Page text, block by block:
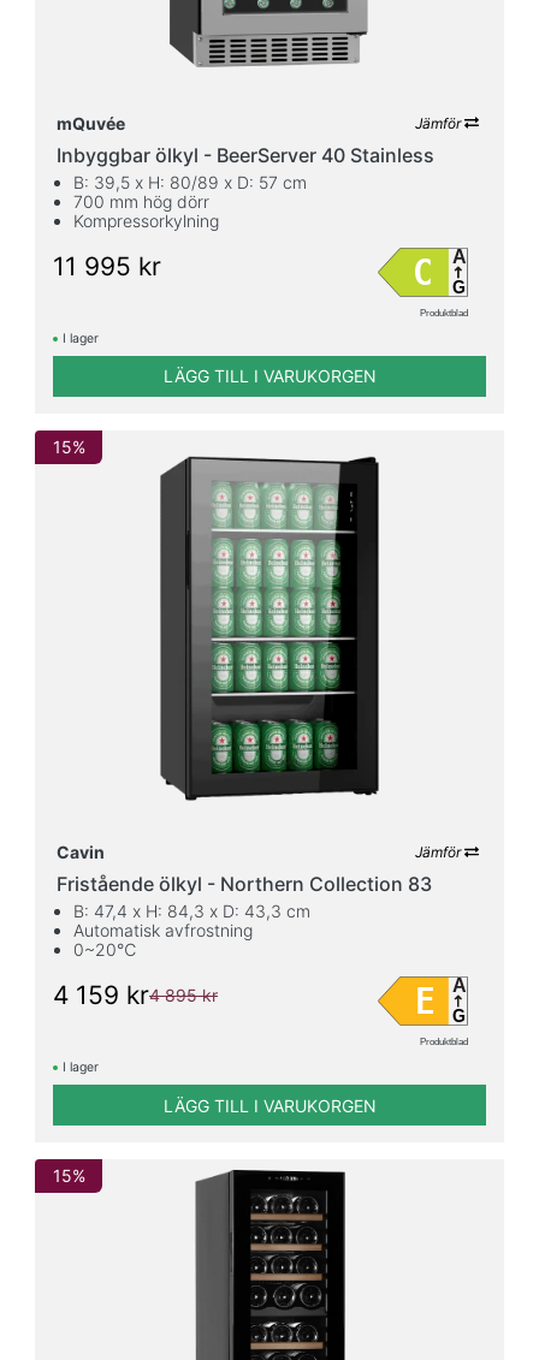
mQuvée Jämför
Inbyggbar ölkyl - BeerServer 40 Stainless
B: 39,5 x H: 80/89 x D: 57 cm
700 mm hög dörr
Kompressorkylning
11 995 kr C A
G
Produktblad
I lager
LÄGG TILL I VARUKORGEN
15%
Cavin Jämför
Fristående ölkyl - Northern Collection 83
B: 47,4 x H: 84,3 x D: 43,3 cm
Automatisk avfrostning
0~20℃
4 159 kr4 895 kr E A
G
Produktblad
I lager
LÄGG TILL I VARUKORGEN
15%